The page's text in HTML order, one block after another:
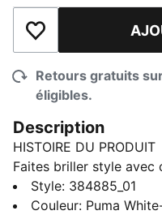
Ajouter à la liste de
Retours gratuits
éligibles.
Description
HISTOIRE DU PRODUIT
Faites briller style avec
mignons. Confortables
pieds, ces sneakers ont
Style: 384885_01
Couleur: Puma